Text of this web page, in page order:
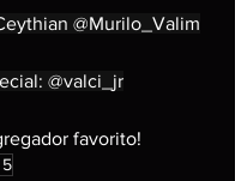
@Murilo_Valim
@valci_jr
favorito!
5